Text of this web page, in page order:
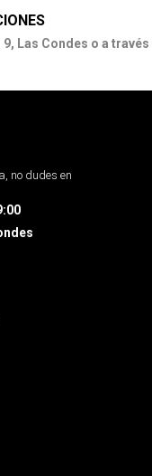
Las Condes o a través
no dudes en